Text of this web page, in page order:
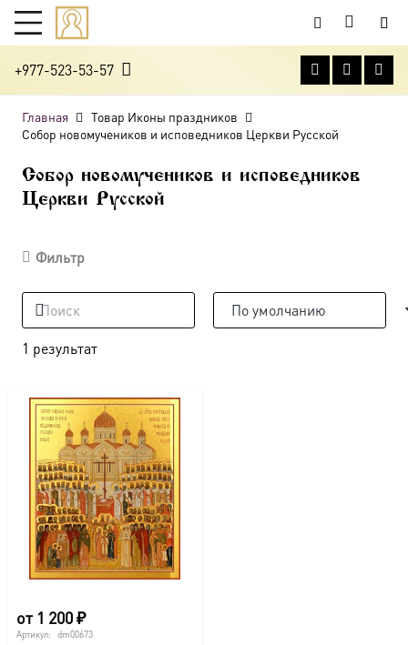
+977-523-53-57
Главная
Товар Иконы праздников
Собор новомучеников и исповедников Церкви Русской
Собор новомучеников и исповедников
Церкви Русской
Фильтр
1 результат
от 1 200₽
Артикул: dm00673